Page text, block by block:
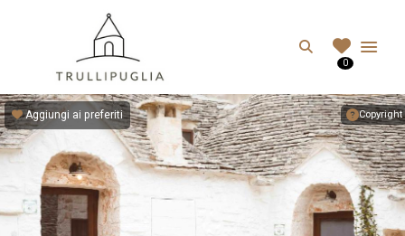
Search
0
Copyright
Aggiungi ai preferiti